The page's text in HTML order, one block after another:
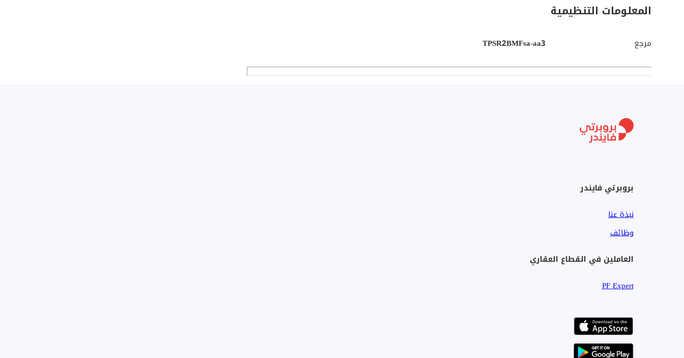
Unit Size: 176 SQM
Inclusion:
Disclaimer: Certain images have been virtually staged to highlight the full potential of the unit’s spaces. Additionally, some
For inquiries and other options, you can call us at:
Email: office@ms-properties.com
We specialize in providing exceptional real estate services for clients seeking premium residential and commercial properties
in Lusail, West Bay, and The Pearl. Our team is committed to helping you find the right property with ease, professionalism,
and personalized support every step of the way.
المعلومات التنظيمية
مرجع TPSR2BMFsa-aa3
بروبرتي فايندر
نبذة عنا
وظائف
العاملين في القطاع العقاري
PF Expert